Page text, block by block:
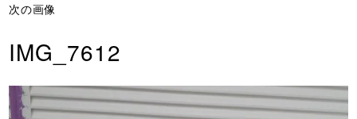
次の画像
IMG_7612